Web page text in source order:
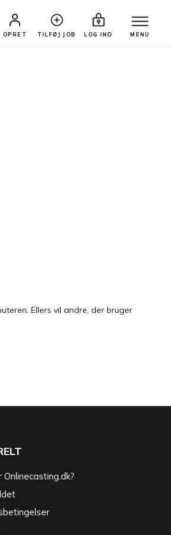
OPRET TILFØJ JOB LOG IND MENU
Ellers vil andre, der bruger
Onlinecasting.dk?